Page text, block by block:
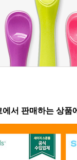
서 판매하는 상